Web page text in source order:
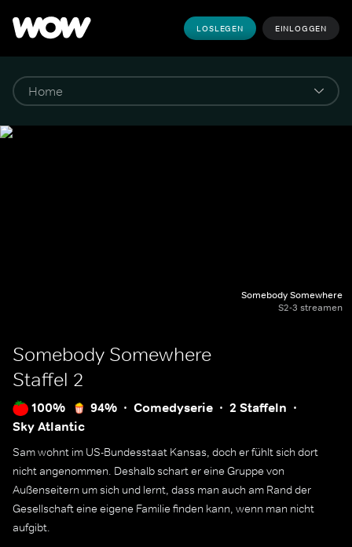
LOSLEGEN EINLOGGEN
Somebody Somewhere
S2-3 streamen
Somebody Somewhere
Staffel 2
100% 94% Comedyserie
2 Staffeln
Sky Atlantic
Sam wohnt im US-Bundesstaat Kansas, doch er fühlt sich dort
nicht angenommen. Deshalb schart er eine Gruppe von
Außenseitern um sich und lernt, dass man auch am Rand der
Gesellschaft eine eigene Familie finden kann, wenn man nicht
aufgibt.